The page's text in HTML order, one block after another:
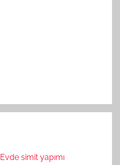
Evde simit yapımı